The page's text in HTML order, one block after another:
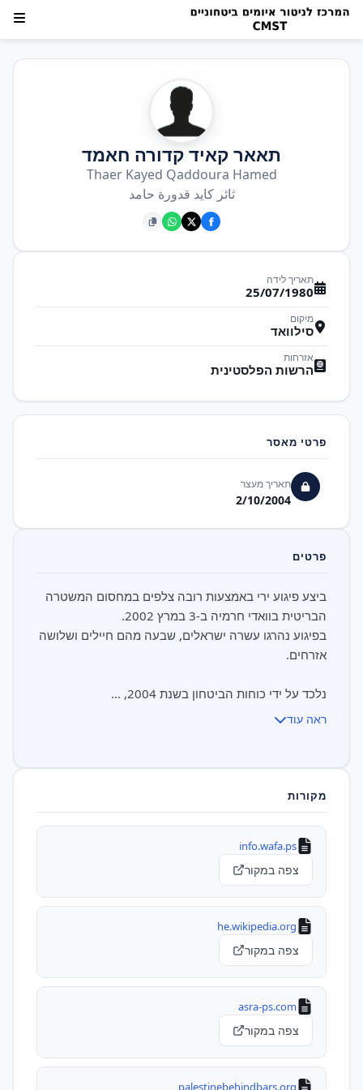
תאאר קאיד קדורה חאמד
Thaer Kayed Qaddoura Hamed
ثائر كايد قدورة حامد
תאריך לידה
25/07/1980
מיקום
סילוואד
אזרחות
הרשות הפלסטינית
פרטי מאסר
תאריך מעצר
2/10/2004
פרטים
ביצע פיגוע ירי באמצעות רובה צלפים במחסום המשטרה
בפיגוע נהרגו עשרה ישראלים, שבעה מהם חיילים ושלושה
נלכד על ידי כוחות הביטחון בשנת 2004, ...
ראה עוד
מקורות
info.wafa.ps
צפה במקור
he.wikipedia.org
צפה במקור
asra-ps.com
צפה במקור
palestinebehindbars.org